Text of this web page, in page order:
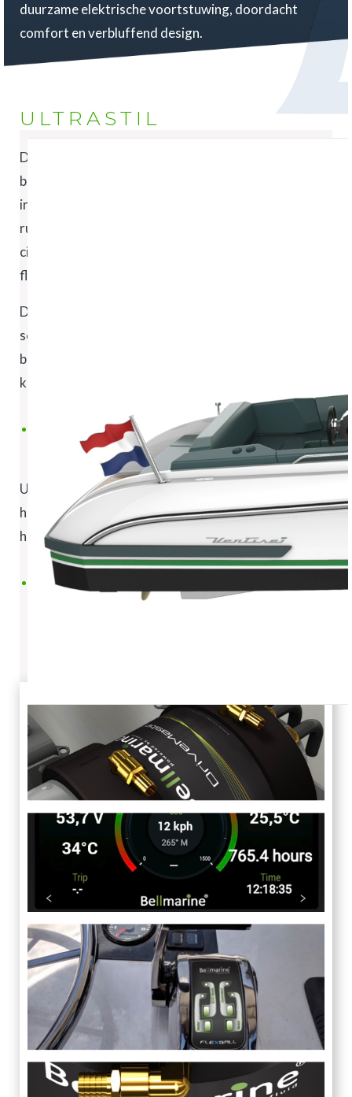
duurzame elektrische voortstuwing, doordacht
comfort en verbluffend design.
ULTRASTIL
De Ventisei (e) is standaard voorzien van een zeer
betrouwbare en nagenoeg onderhoudsvrije 10Kw
inboard Bellmarine elektromotor. Deze motor levert
ruim voldoende vermogen voor een kruissnelheid van
circa 8 km/h en meer als dat even nodig is. En dat alles
fluisterstil!
De Ventisei High Speed (e-HS) is een wolf in
schaapskleren. De 100Kw inboard Bellmarine motor
brengt de boot tot een snelheid van meer dan 35
km/h!
GA NAAR SPECIFICATIES EN
VAARTIJDEN
Uiteraard stellen we een accupakket samen, dat
helemaal past bij jouw wensen. Zodat je nooit zorgen
hebt over een lege accu en altijd kan blijven varen.
MEER OVER ACCU’S